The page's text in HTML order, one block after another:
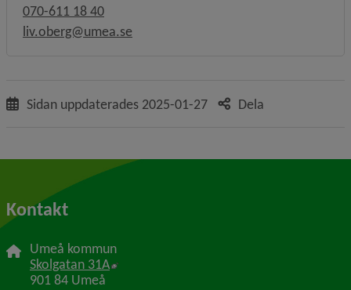
070-611 18 40
liv.oberg@umea.se
Sidan uppdaterades 2025-01-27 Dela
Kontakt
Umeå kommun
Skolgatan 31A Länk till annan webbplats, öppnas i nytt
901 84 Umeå